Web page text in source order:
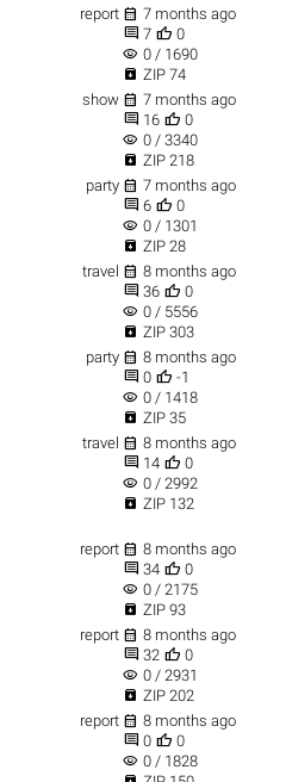
report  7 months ago
 7  0
visibility 0 / 1690
 ZIP 74
show  7 months ago
 16  0
visibility 0 / 3340
 ZIP 218
party  7 months ago
 6  0
visibility 0 / 1301
 ZIP 28
travel  8 months ago
 36  0
visibility 0 / 5556
 ZIP 303
party  8 months ago
 0  -1
visibility 0 / 1418
 ZIP 35
travel  8 months ago
 14  0
visibility 0 / 2992
 ZIP 132
report  8 months ago
 34  0
visibility 0 / 2175
 ZIP 93
report  8 months ago
 32  0
visibility 0 / 2931
 ZIP 202
report  8 months ago
 0  0
visibility 0 / 1828